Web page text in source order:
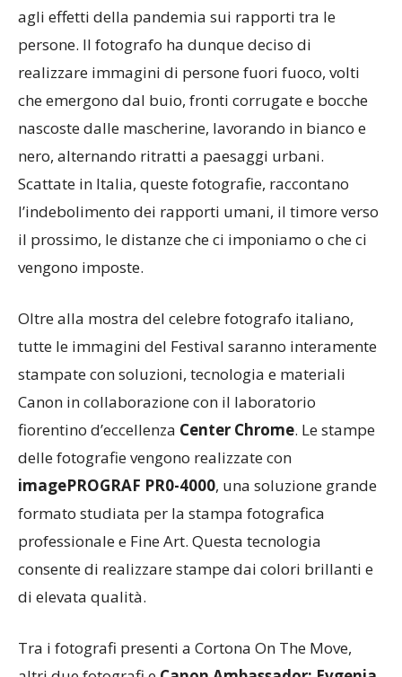
agli effetti della pandemia sui rapporti tra le
persone. Il fotografo ha dunque deciso di
realizzare immagini di persone fuori fuoco, volti
che emergono dal buio, fronti corrugate e bocche
nascoste dalle mascherine, lavorando in bianco e
nero, alternando ritratti a paesaggi urbani.
Scattate in Italia, queste fotografie, raccontano
l’indebolimento dei rapporti umani, il timore verso
il prossimo, le distanze che ci imponiamo o che ci
vengono imposte.
Oltre alla mostra del celebre fotografo italiano,
tutte le immagini del Festival saranno interamente
stampate con soluzioni, tecnologia e materiali
Canon in collaborazione con il laboratorio
fiorentino d’eccellenza Center Chrome. Le stampe
delle fotografie vengono realizzate con
imagePROGRAF PR0-4000, una soluzione grande
formato studiata per la stampa fotografica
professionale e Fine Art. Questa tecnologia
consente di realizzare stampe dai colori brillanti e
di elevata qualità.
Tra i fotografi presenti a Cortona On The Move,